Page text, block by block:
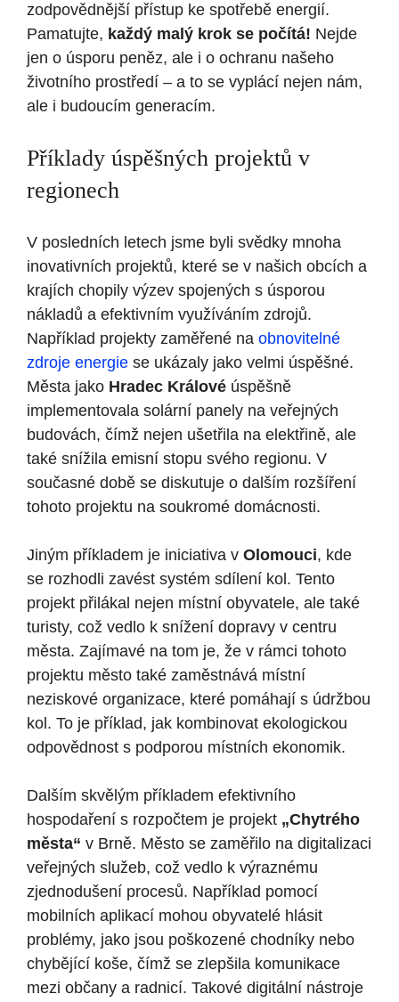
zodpovědnější přístup ke spotřebě energií.
Pamatujte, každý⁤ malý krok se počítá! Nejde
jen o ⁣úsporu peněz, ale⁤ i o ochranu našeho
životního prostředí – a to se vyplácí‍ nejen nám,
‍ale‌ i ‌budoucím generacím.
Příklady úspěšných projektů v‍
regionech
V posledních ‍letech jsme byli svědky mnoha
inovativních projektů, které se v našich obcích a
⁤krajích chopily výzev spojených s‌ úsporou
nákladů a efektivním využíváním zdrojů.
Například projekty zaměřené na⁢ obnovitelné
zdroje energie se ukázaly jako velmi úspěšné.
⁣Města jako Hradec Králové úspěšně
‌implementovala solární panely na veřejných
budovách, čímž nejen‍ ušetřila na elektřině, ale
také ​snížila emisní stopu ⁣svého regionu. V
současné době se⁤ diskutuje o dalším rozšíření
tohoto projektu na soukromé domácnosti.
Jiným příkladem je iniciativa v Olomouci, kde
se rozhodli zavést systém sdílení kol. Tento
projekt přilákal nejen místní‌ obyvatele, ale také
turisty, což vedlo k snížení dopravy‌ v centru
města. Zajímavé na tom je, ⁤že v rámci tohoto
projektu město‌ také zaměstnává místní
neziskové organizace, ⁢které pomáhají s údržbou
kol.⁢ To je příklad, jak kombinovat ekologickou
odpovědnost s podporou místních ekonomik.
Dalším skvělým příkladem efektivního
hospodaření s rozpočtem je projekt „Chytrého
města“ v Brně.⁣ Město se zaměřilo na digitalizaci
veřejných služeb, což​ vedlo k výraznému
‍zjednodušení⁤ procesů. Například pomocí
mobilních aplikací mohou obyvatelé hlásit‌
problémy, jako jsou poškozené chodníky nebo
chybějící⁢ koše, čímž se ⁤zlepšila komunikace
mezi občany a radnicí. Takové digitální nástroje